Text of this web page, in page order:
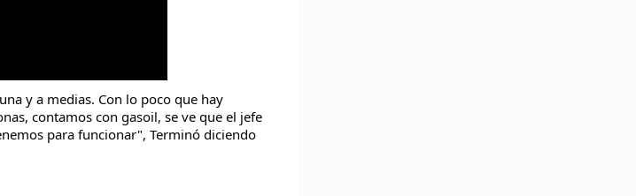
y a medias. Con lo poco que hay
contamos con gasoil, se ve que el jefe
para funcionar", Terminó diciendo